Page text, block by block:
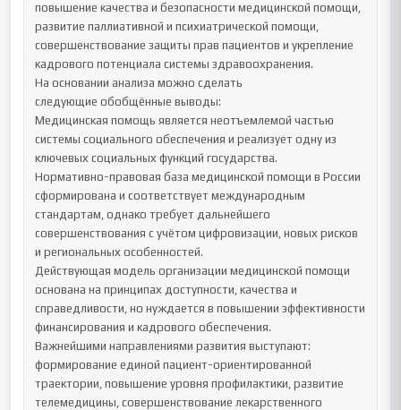
повышение качества и безопасности медицинской помощи,
развитие паллиативной и психиатрической помощи,
совершенствование защиты прав пациентов и укрепление
кадрового потенциала системы здравоохранения.
На основании анализа можно сделать
следующие обобщённые выводы:
Медицинская помощь является неотъемлемой частью
системы социального обеспечения и реализует одну из
ключевых социальных функций государства.
Нормативно-правовая база медицинской помощи в России
сформирована и соответствует международным
стандартам, однако требует дальнейшего
совершенствования с учётом цифровизации, новых рисков
и региональных особенностей.
Действующая модель организации медицинской помощи
основана на принципах доступности, качества и
справедливости, но нуждается в повышении эффективности
финансирования и кадрового обеспечения.
Важнейшими направлениями развития выступают:
формирование единой пациент-ориентированной
траектории, повышение уровня профилактики, развитие
телемедицины, совершенствование лекарственного